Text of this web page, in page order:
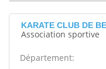
KARATE CLUB DE
Association sportive
Département: